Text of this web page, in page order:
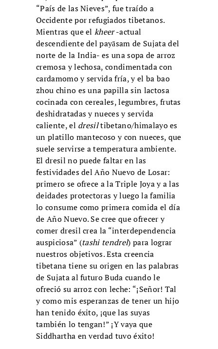
“País de las Nieves”, fue traído a
Occidente por refugiados tibetanos.
Mientras que elkheer-actual
descendiente del payāsam de Sujata del
norte de la India- es una sopa de arroz
cremosa y lechosa, condimentada con
cardamomo y servida fría, y el ba bao
zhou chino es una papilla sin lactosa
cocinada con cereales, legumbres, frutas
deshidratadas y nueces y servida
caliente, el dresiltibetano/himalayo es
un platillo mantecoso y con nueces, que
suele servirse a temperatura ambiente.
El dresil no puede faltar en las
festividades del Año Nuevo de Losar:
primero se ofrece a la Triple Joya y a las
deidades protectoras y luego la familia
lo consume como primera comida el día
de Año Nuevo. Se cree que ofrecer y
comer dresil crea la “interdependencia
auspiciosa” (tashi tendrel) para lograr
nuestros objetivos. Esta creencia
tibetana tiene su origen en las palabras
de Sujata al futuro Buda cuando le
ofreció su arroz con leche: “¡Señor! Tal
y como mis esperanzas de tener un hijo
han tenido éxito, ¡que las suyas
también lo tengan!” ¡Y vaya que
Siddhartha en verdad tuvo éxito!